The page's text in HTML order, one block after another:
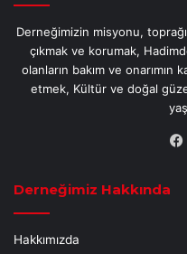
Derneğimizin misyonu,
çıkmak ve korumak,
olanların bakım ve onarımın
etmek, Kültür ve doğal
Derneğimiz Hakkında
Hakkımızda